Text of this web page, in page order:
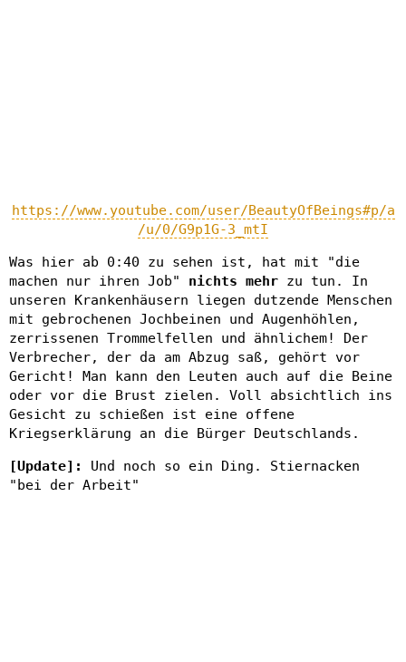
https://www.youtube.com/user/BeautyOfBeings#p/a
/u/0/G9p1G-3_mtI
Was hier ab 0:40 zu sehen ist, hat mit "die
machen nur ihren Job" nichts mehr zu tun. In
unseren Krankenhäusern liegen dutzende Menschen
mit gebrochenen Jochbeinen und Augenhöhlen,
zerrissenen Trommelfellen und ähnlichem! Der
Verbrecher, der da am Abzug saß, gehört vor
Gericht! Man kann den Leuten auch auf die Beine
oder vor die Brust zielen. Voll absichtlich ins
Gesicht zu schießen ist eine offene
Kriegserklärung an die Bürger Deutschlands.
[Update]:
Und noch so ein Ding. Stiernacken
"bei der Arbeit"